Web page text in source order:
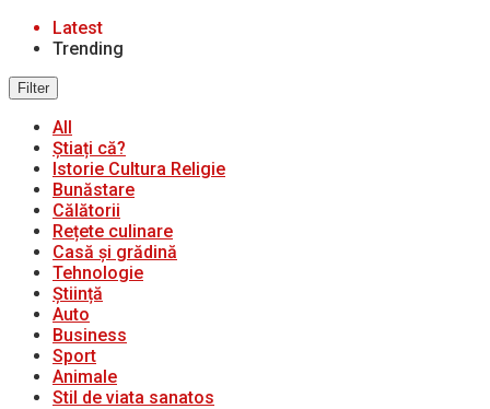
Latest
Trending
Filter
All
Știați că?
Istorie Cultura Religie
Bunăstare
Călătorii
Rețete culinare
Casă și grădină
Tehnologie
Știință
Auto
Business
Sport
Animale
Stil de viata sanatos